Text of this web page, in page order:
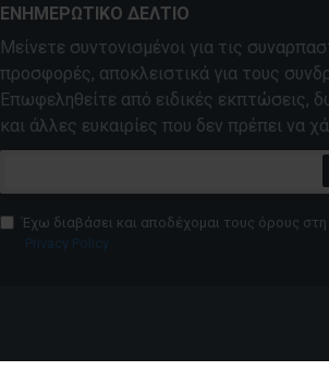
ΕΝΗΜΕΡΩΤΙΚΌ ΔΕΛΤΊΟ
Μείνετε συντονισμένοι για τις
προσφορές, αποκλειστικά για τους
Επωφεληθείτε από ειδικές εκπτώσεις,
και άλλες ευκαιρίες που δεν πρέπει να
Έχω διαβάσει και αποδέχομαι τους όρους
Privacy Policy